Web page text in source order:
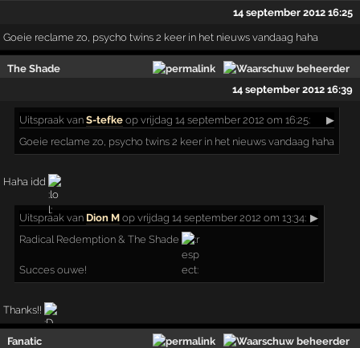
14 september 2012 16:25
Goeie reclame zo, psycho twins 2 keer in het nieuws vandaag haha
The Shade
14 september 2012 16:39
Uitspraak vanS-tefke op vrijdag 14 september 2012 om 16:25:
▶
Goeie reclame zo, psycho twins 2 keer in het nieuws vandaag haha
Haha idd
Uitspraak van Dion M op vrijdag 14 september 2012 om 13:34: ▶
Radical Redemption & The Shade
Succes ouwe!
Thanks!!
Fanatic